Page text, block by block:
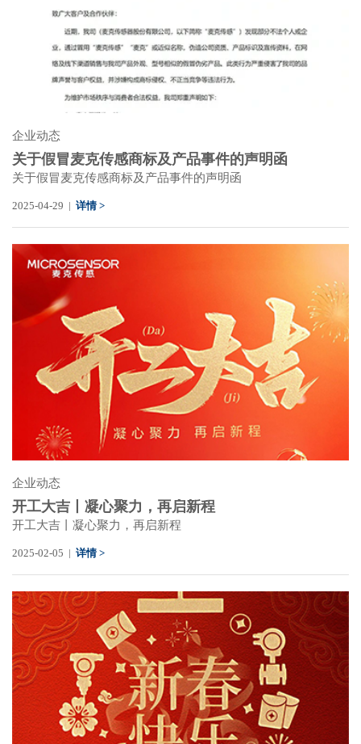
企业动态
关于假冒麦克传感商标及产品事件的声明函
关于假冒麦克传感商标及产品事件的声明函
2025-04-29 | 详情 >
企业动态
开工大吉丨凝心聚力，再启新程
开工大吉丨凝心聚力，再启新程
2025-02-05 | 详情 >